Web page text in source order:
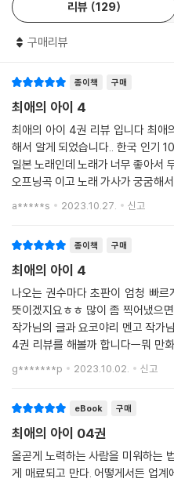
리뷰 129
구매리뷰
종이책 구매
최애의 아이 4
최애의 아이 4권 리뷰 입니다 최애의 아이를 알게 된건 유튜브 뮤직을 통
해서 알게 되었습니다.. 한국 인기 100곡을 즐겨
일본 노래인데 노래가 너무 좋아서 무슨
오프닝곡 이고 노래 가사가 궁굼해
a*****s 2023.10.27. 신고
종이책 구매
최애의 아이 4
나오는 권수마다 초판이 엄청 빠
뜻이겠지요ㅎㅎ 많이 좀 찍어냈으
작가님의 글과 요코야리 멘고 작가
4권 리뷰를 해볼까 합니다ㅡ뭐 만
라면 이정도 인기를 끄는 작품정
입니다
g*******p 2023.10.02. 신고
eBook 구매
최애의 아이 04권
올곧게 노력하는 사람을 미워하는 법 따윈 모른다.
게 매료되고 만다. 어떻게서든 업